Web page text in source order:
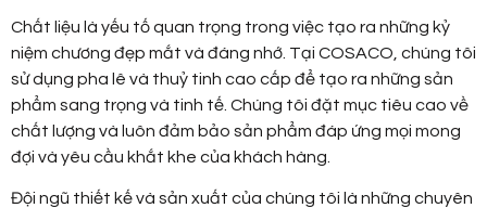
Chất liệu là yếu tố quan trọng trong việc tạo ra những kỷ
niệm chương đẹp mắt và đáng nhớ. Tại COSACO, chúng tôi
sử dụng pha lê và thuỷ tinh cao cấp để tạo ra những sản
phẩm sang trọng và tinh tế. Chúng tôi đặt mục tiêu cao về
chất lượng và luôn đảm bảo sản phẩm đáp ứng mọi mong
đợi và yêu cầu khắt khe của khách hàng.
Đội ngũ thiết kế và sản xuất của chúng tôi là những chuyên